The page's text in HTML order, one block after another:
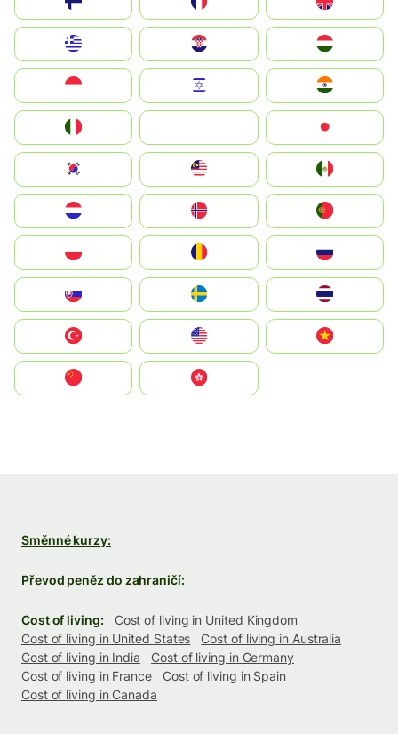
Magyarország
South Korea
United States
中國香港特別行政區
Směnné kurzy:
Převod peněz do zahraničí:
Cost of living:
Cost of living in United Kingdom
Cost of living in United States
Cost of living in Australia
Cost of living in India
Cost of living in Germany
Cost of living in France
Cost of living in Spain
Cost of living in Canada